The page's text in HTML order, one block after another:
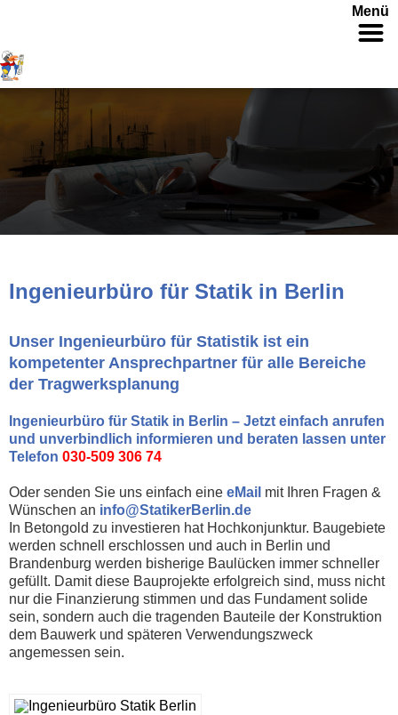
Menü
Ingenieurbüro für Statik in Berlin
Unser Ingenieurbüro für Statistik ist ein
kompetenter Ansprechpartner für alle Bereiche
der Tragwerksplanung
Ingenieurbüro für Statik in Berlin – Jetzt einfach anrufen
und unverbindlich informieren und beraten lassen unter
Telefon 030-509 306 74
Oder senden Sie uns einfach eine eMail mit Ihren Fragen &
Wünschen an info@StatikerBerlin.de
In Betongold zu investieren hat Hochkonjunktur. Baugebiete
werden schnell erschlossen und auch in Berlin und
Brandenburg werden bisherige Baulücken immer schneller
gefüllt. Damit diese Bauprojekte erfolgreich sind, muss nicht
nur die Finanzierung stimmen und das Fundament solide
sein, sondern auch die tragenden Bauteile der Konstruktion
dem Bauwerk und späteren Verwendungszweck
angemessen sein.